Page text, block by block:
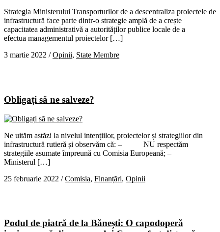
Strategia Ministerului Transporturilor de a descentraliza proiectele de
infrastructură face parte dintr-o strategie amplă de a crește
capacitatea administrativă a autorităților publice locale de a
efectua managementul proiectelor […]
3 martie 2022 /Opinii, State Membre
Obligați să ne salveze?
Ne uităm astăzi la nivelul intențiilor, proiectelor și strategiilor din
infrastructură rutieră și observăm că: – NU respectăm
strategiile asumate împreună cu Comisia Europeană; –
Ministerul […]
25 februarie 2022 /Comisia, Finanțări, Opinii
Podul de piatră de la Bănești: O capodoperă